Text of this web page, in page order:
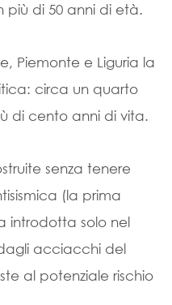
più di 50 anni di età.
Piemonte e Liguria la
circa un quarto
di cento anni di vita.
senza tenere
(la prima
introdotta solo nel
acciacchi del
al potenziale rischio